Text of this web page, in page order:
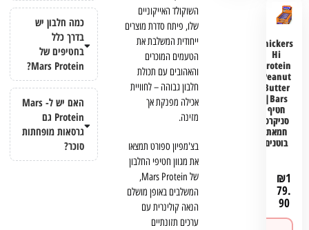
Snickers
Hi
Protein
Peanut
Butter
Bars|
חטיף
סניקרס
חמאת
בוטנים
₪1
79.
90
השוקולד האייקוניים
שלו, פיתח סדרת מוצרים
ייחודית המשלבת את
הטעמים המוכרים
והאהובים עם תכולת
חלבון גבוהה – לחוויית
אכילה מפנקת אך
מזינה.
בצ'מפיון ספורט תמצאו
את מגוון חטיפי החלבון
של Mars Protein,
המשלבים באופן מושלם
הנאה קולינרית עם
ערכים תזונתיים
כמה חלבון יש
בדרך כלל
בחטיפים של
Mars Protein?
האם יש ל- Mars
Protein גם
גרסאות מופחתות
סוכר?